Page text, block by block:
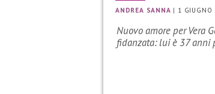
ANDREA SANNA | 1 GIUGNO
Nuovo amore per Vera
fidanzata: lui è 37 anni